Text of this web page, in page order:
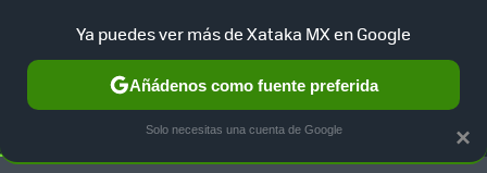
SELECCIÓN GAMING HOME AUTO TERRITORIO
×
Ya puedes ver más de Xataka MX en Google
Añádenos como fuente preferida
Solo necesitas una cuenta de Google